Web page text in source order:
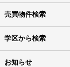
売買物件検索
学区から検索
お知らせ